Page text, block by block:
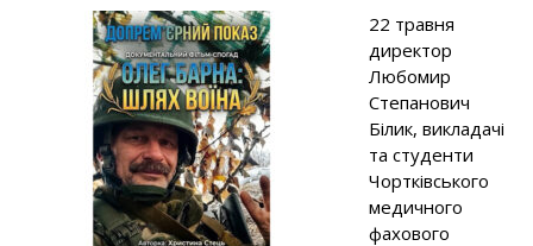
22 травня
директор
Любомир
Степанович
Білик, викладачі
та студенти
Чортківського
медичного
фахового